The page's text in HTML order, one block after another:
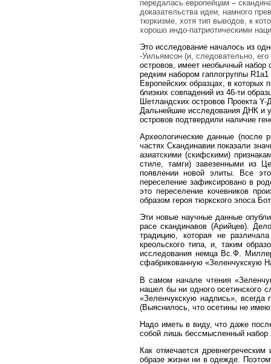
передалась европейцам –
доказательства идеи, намного
тюркизме, хотя тип выводов, к
хорошо индо-патриотическими
Это исследование началось из
-Уильямсон (и, следовательно,
островов, имеет необычный
редким набором гаплогруппы
Европейских образцах, в
близких совпадений из 46-ти
Шетландских островов Проекта Y-
Дальнейшие исследования ДНК и
островов подтвердили наличие
Археологические данные (после
частях Скандинавии показали
азиатскими (скифскими)
стиле, тамги) завезенными из
появлении новой элиты. Все
переселение зафиксировано в
это переселение кочевников
образом героя тюркского эпоса
Эти новые научные данные
расе скандинавов (Арийцев).
традицию, которая не
креольского типа, и, таким
исследования немцаВс.Ф.
сфабрикованную «Зеленчукскую
В самом начале чтения
нашел бы ни одного осетинского
«Зеленчукскую надпись»,
(Выяснилось, что осетины не
Надо иметь в виду, что даже
собой лишь бессмысленный набор
Как отмечается
образе жизни ни в одежде.